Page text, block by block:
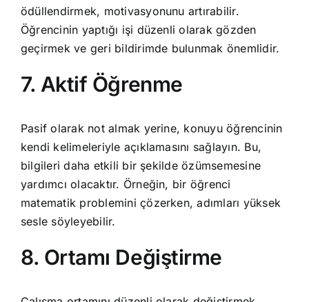
ödüllendirmek, motivasyonunu artırabilir.
Öğrencinin yaptığı işi düzenli olarak gözden
geçirmek ve geri bildirimde bulunmak önemlidir.
7. Aktif Öğrenme
Pasif olarak not almak yerine, konuyu öğrencinin
kendi kelimeleriyle açıklamasını sağlayın. Bu,
bilgileri daha etkili bir şekilde özümsemesine
yardımcı olacaktır. Örneğin, bir öğrenci
matematik problemini çözerken, adımları yüksek
sesle söyleyebilir.
8. Ortamı Değiştirme